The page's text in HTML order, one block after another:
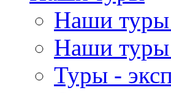
Наши туры
Наши туры
Туры -